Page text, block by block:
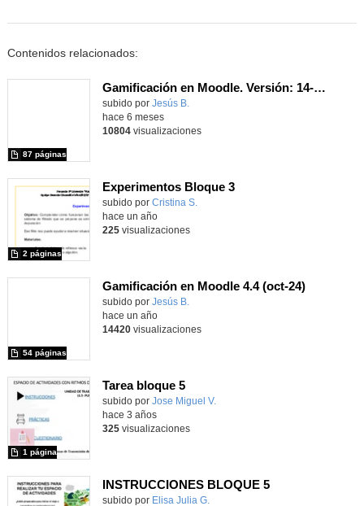
Contenidos relacionados:
Gamificación en Moodle. Versión: 14-feb-2026
subido por Jesús B.
87 páginas
hace 6 meses
10804visualizaciones
Experimentos Bloque 3
Contenido educativo.
subido por Cristina S.
2 páginas
hace un año
225visualizaciones
Gamificación en Moodle 4.4 (oct-24)
subido por Jesús B.
54 páginas
hace un año
14420visualizaciones
Tarea bloque 5
Contenido educativo.
subido por Jose Miguel V.
1 página
hace 3 años
325visualizaciones
INSTRUCCIONES BLOQUE 5
Contenido educativo.
subido por Elisa Julia G.